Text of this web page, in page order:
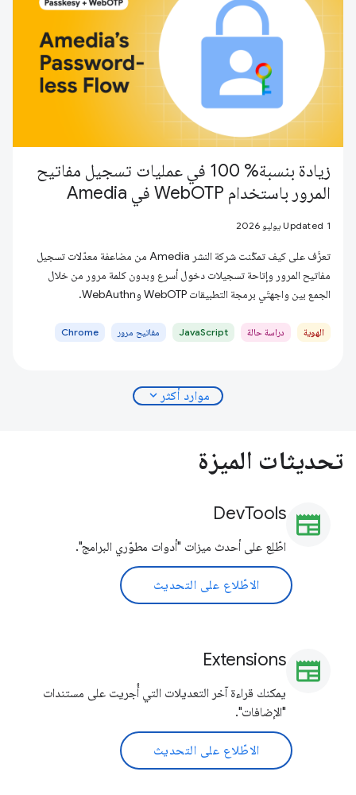
زيادة بنسبة% 100 في عمليات تسجيل مفاتيح
المرور باستخدام WebOTP في Amedia
Updated 1 يوليو 2026
تعرَّف على كيف تمكّنت شركة النشر Amedia من مضاعفة معدّلات تسجيل
مفاتيح المرور وإتاحة تسجيلات دخول أسرع وبدون كلمة مرور من خلال
الجمع بين واجهتَي برمجة التطبيقات WebOTP وWebAuthn.
الهوية دراسة حالة JavaScript مفاتيح مرور Chrome
موارد أكثر expand_more
تحديثات الميزة
newspaper
DevTools
اطّلِع على أحدث ميزات "أدوات مطوّري البرامج".
الاطّلاع على التحديث
newspaper
Extensions
يمكنك قراءة آخر التعديلات التي أُجريت على مستندات
"الإضافات".
الاطّلاع على التحديث